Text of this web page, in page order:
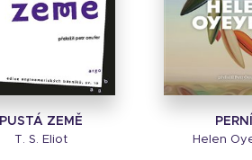
PUSTÁ ZEMĚ
T. S. Eliot Helen